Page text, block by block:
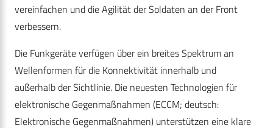
vereinfachen und die Agilität der Soldaten an der Front
verbessern.
Die Funkgeräte verfügen über ein breites Spektrum an
Wellenformen für die Konnektivität innerhalb und
außerhalb der Sichtlinie. Die neuesten Technologien für
elektronische Gegenmaßnahmen (ECCM; deutsch:
Elektronische Gegenmaßnahmen) unterstützen eine klare